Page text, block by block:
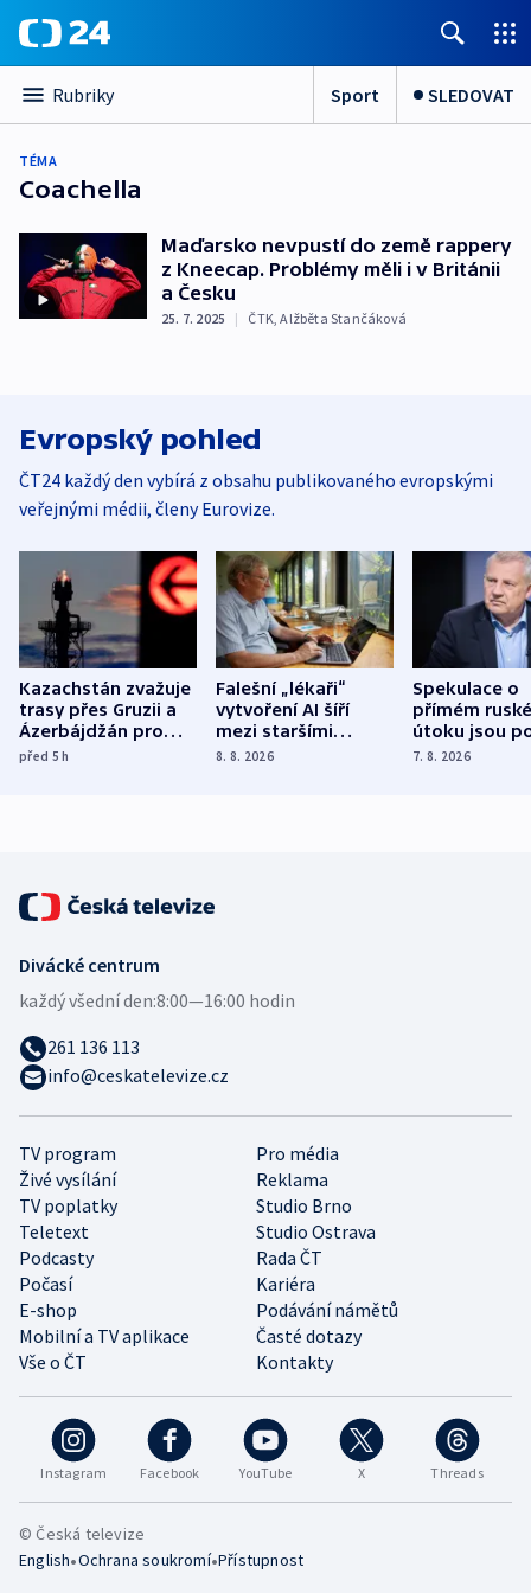
Rubriky Sport SLEDOVAT
TÉMA
Coachella
Maďarsko nevpustí do země rappery
z Kneecap. Problémy měli i v Británii
a Česku
25. 7. 2025 | ČTK,Alžběta Stančáková
Evropský pohled
ČT24 každý den vybírá z obsahu publikovaného evropskými
veřejnými médii, členy Eurovize.
Kazachstán zvažuje
trasy přes Gruzii a
Ázerbájdžán pro
vývoz ropy do
před 5h
Falešní „lékaři“
vytvoření AI šíří
mezi staršími
Poláky nebezpečné
8. 8. 2026
Spekulace o
přímém
útoku jsou
míní
7. 8. 2026
Instagram Facebook YouTube X Threads
TV program
Pro média
Živé vysílání
Reklama
TV poplatky
Studio Brno
Teletext
Studio Ostrava
Podcasty
Rada ČT
Počasí
Kariéra
E-shop
Podávání námětů
Mobilní a TV aplikace
Časté dotazy
Vše o ČT
Kontakty
Divácké centrum
každý všední den:8:00—16:00 hodin
261 136 113
info@ceskatelevize.cz
© Česká televize
English•Ochrana soukromí•Přístupnost